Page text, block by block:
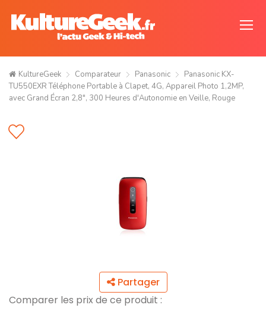
KultureGeek Comparateur Panasonic
Panasonic KX-
TU550EXR Téléphone Portable à Clapet, 4G, Appareil Photo 1,2MP,
avec Grand Écran 2,8", 300 Heures d'Autonomie en Veille, Rouge
Partager
Comparer les prix de ce produit :